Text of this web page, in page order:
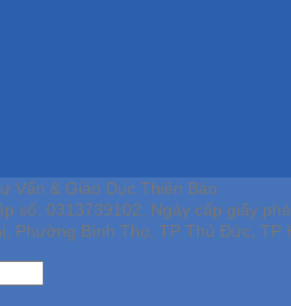
Vấn & Giáo Dục Thiên Bảo
số: 0313739102, Ngày cấp giấy
Phường Bình Thọ, TP Thủ Đức, TP